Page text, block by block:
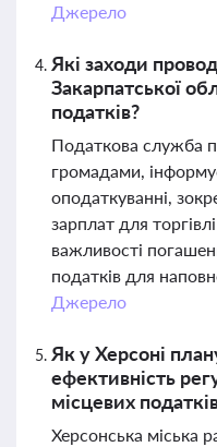
Джерело
Які заходи
Закарпатської
податків?
Податкова служба
громадами,
оподаткуванні,
зарплат для
важливості
податків для
Джерело
Як у Херсоні
ефективність
місцевих
Херсонська міська